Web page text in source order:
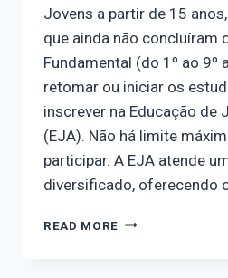
Jovens a partir de 15
que ainda não concluíram
Fundamental (do 1º ao 9º
retomar ou iniciar os
inscrever na Educação de
(EJA). Não há limite
participar. A EJA atende
diversificado, oferecendo
READ MORE